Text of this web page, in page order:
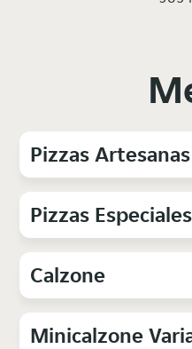
Pizzas Artesanas
Pizzas Especiales
Calzone
Minicalzone